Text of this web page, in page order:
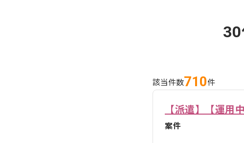
該当件数710件
【派遣】【運用
案件